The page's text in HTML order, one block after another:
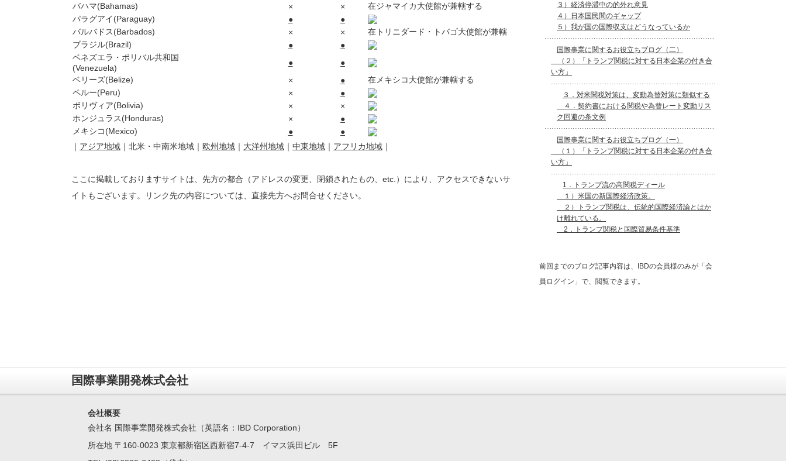
バハマ(Bahamas)
× ×
在ジャマイカ大使館が兼轄する
パラグアイ(Paraguay)
●
●
バルバドス(Barbados)
× ×
在トリニダード・トバゴ大使館が兼轄
ブラジル(Brazil)
●
●
ベネズエラ・ボリバル共和国
(Venezuela)
●
●
ベリーズ(Belize)
× ●
在メキシコ大使館が兼轄する
ペルー(Peru)
×
●
ボリヴィア(Bolivia)
×
×
ホンジュラス(Honduras)
×
●
メキシコ(Mexico)
●
●
｜ アジア地域 ｜北米・中南米地域｜ 欧州地域 ｜ 大洋州地域 ｜ 中東地域 ｜ アフリカ地域 ｜
ここに掲載しておりますサイトは、先方の都合（アドレスの変更、閉鎖されたもの、etc.）により、アクセスできないサ
イトもございます。リンク先の内容については、直接先方へお問合せください。
３）経済停滞中の的外れ意見
４）日本国民間のギャップ
５）我が国の国際収支はどうなっているか
国際事業に関するお役立ちブログ（二）
（２）「トランプ関税に対する日本企業の付き合
い方」
３．対米関税対策は、変動為替対策に類似する
４．契約書における関税や為替レート変動リス
ク回避の条文例
国際事業に関するお役立ちブログ（一）
（１）「トランプ関税に対する日本企業の付き合
い方」
1．トランプ流の高関税ディール
１）米国の新国際経済政策。
２）トランプ関税は、伝統的国際経済論とはか
け離れている。
2．トランプ関税と国際貿易条件基準
前回までのブログ記事内容は、IBDの会員様のみが「会
員ログイン」で、閲覧できます。
国際事業開発株式会社
会社概要
会社名 国際事業開発株式会社（英語名：IBD Corporation）
所在地 〒160-0023 東京都新宿区西新宿7-4-7 イマス浜田ビル 5F